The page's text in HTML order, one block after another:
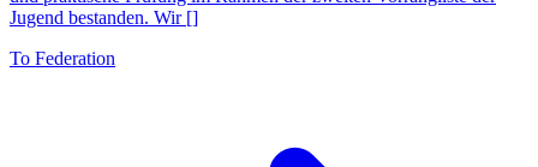
Jugend bestanden. Wir []
To Federation